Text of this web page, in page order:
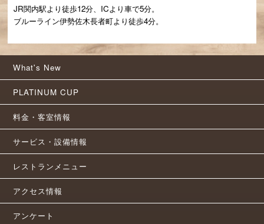
JR関内駅より徒歩12分、ICより車で5分。
ブルーライン伊勢佐木長者町より徒歩4分。
What's New
PLATINUM CUP
料金・客室情報
サービス・設備情報
レストランメニュー
アクセス情報
アンケート